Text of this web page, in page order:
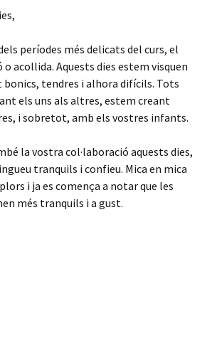
períodes més delicats del curs, el
o acollida. Aquests dies estem visquen
tendres i alhora difícils. Tots
els uns als altres, estem creant
i sobretot, amb els vostres infants.
la vostra col·laboració aquests dies,
tranquils i confieu. Mica en mica
i ja es comença a notar que les
més tranquils i a gust.